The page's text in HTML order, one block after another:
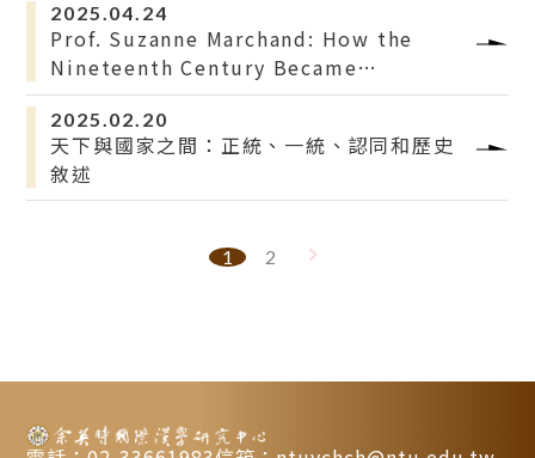
2025.04.24
Prof. Suzanne Marchand: How the
Nineteenth Century Became
Embarrassing for American
Humanists
2025.02.20
天下與國家之間：正統、一統、認同和歷史
敘述
1 2